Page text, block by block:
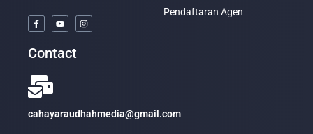
Pendaftaran Agen
Contact
cahayaraudhahmedia@gmail.com